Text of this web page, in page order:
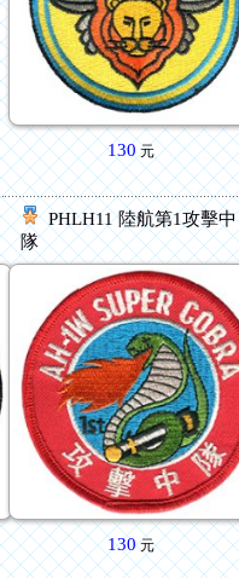
130 元
PHLH11 陸航第1攻擊中
隊
130元